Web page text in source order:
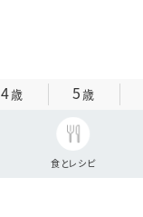
4歳 5歳
食とレシピ